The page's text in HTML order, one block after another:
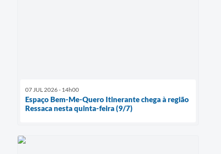
07 JUL 2026 - 14h00
Espaço Bem-Me-Quero Itinerante chega à região
Ressaca nesta quinta-feira (9/7)